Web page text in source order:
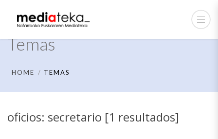
Temas
HOME TEMAS
oficios: secretario [1 resultados]